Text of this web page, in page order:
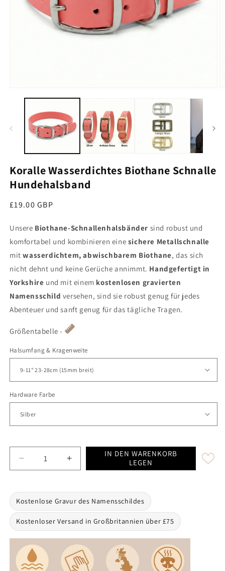
Koralle Wasserdichtes Biothane Schnalle
Hundehalsband
Regulärer Preis
£19.00 GBP
Unsere Biothane-Schnallenhalsbänder sind robust und
komfortabel und kombinieren eine sichere Metallschnalle
mitwasserdichtem, abwischbarem Biothane, das sich
nicht dehnt und keine Gerüche annimmt. Handgefertigt in
Yorkshire und mit einem kostenlosen gravierten
Namensschild versehen, sind sie robust genug für jedes
Abenteuer und sanft genug für das tägliche Tragen.
Größentabelle -
Halsumfang & Kragenweite
Hardware Farbe
Decrease quantity for Coral Waterproof Biothane
Increase quantity for Coral Waterproof
IN DEN WARENKORB
LEGEN
Kostenlose Gravur des Namensschildes
Kostenloser Versand in Großbritannien über £75